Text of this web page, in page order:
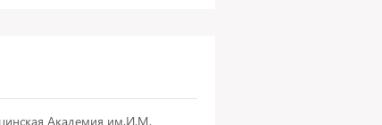
Академия им.И.М.